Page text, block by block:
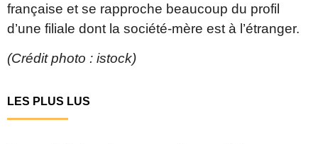
française et se rapproche beaucoup du profil
d’une filiale dont la société-mère est à l’étranger.
(Crédit photo : istock)
LES PLUS LUS